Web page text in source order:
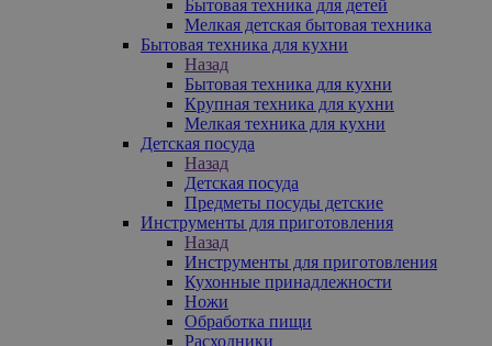
Бытовая техника для детей
Мелкая детская бытовая техника
Бытовая техника для кухни
Назад
Бытовая техника для кухни
Крупная техника для кухни
Мелкая техника для кухни
Детская посуда
Назад
Детская посуда
Предметы посуды детские
Инструменты для приготовления
Назад
Инструменты для приготовления
Кухонные принадлежности
Ножи
Обработка пищи
Расходники